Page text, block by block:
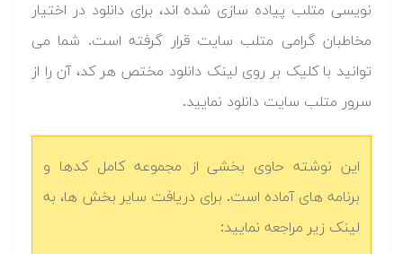
نویسی متلب پیاده سازی شده اند، برای دانلود در اختیار
مخاطبان گرامی متلب سایت قرار گرفته است. شما می
توانید با کلیک بر روی لینک دانلود مختص هر کد، آن را از
سرور متلب سایت دانلود نمایید.‬
این نوشته حاوی بخشی از مجموعه کامل کدها و
برنامه های آماده است. برای دریافت سایر بخش ها، به
لینک زیر مراجعه نمایید: